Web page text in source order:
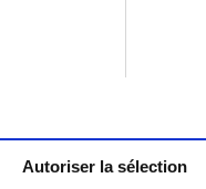
Autoriser la sélection